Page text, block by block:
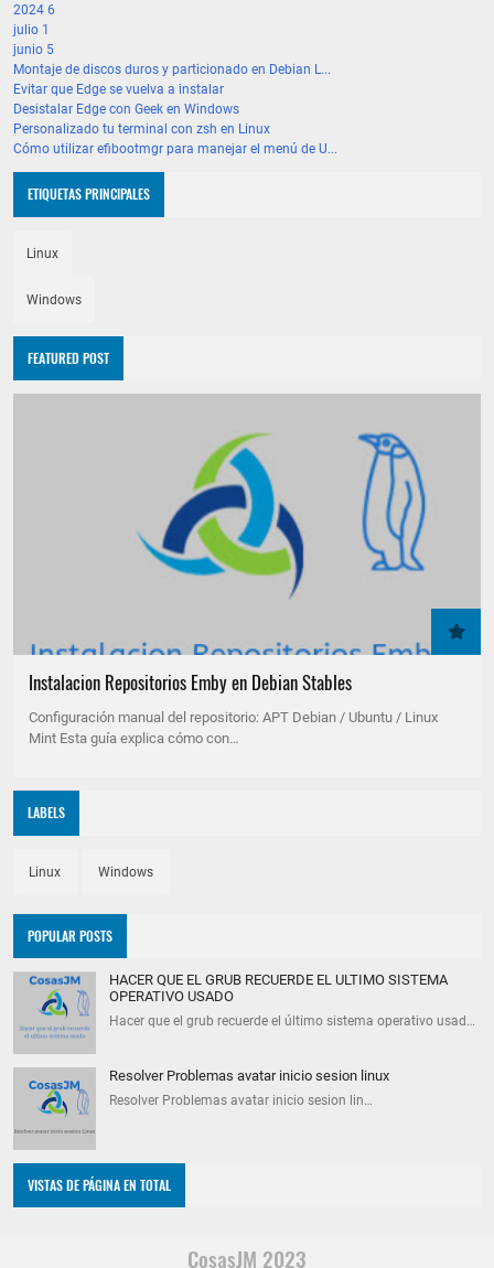
2024 6
julio 1
junio 5
Montaje de discos duros y particionado en Debian L...
Evitar que Edge se vuelva a instalar
Desistalar Edge con Geek en Windows
Personalizado tu terminal con zsh en Linux
Cómo utilizar efibootmgr para manejar el menú de U...
ETIQUETAS PRINCIPALES
Linux
Windows
FEATURED POST
Instalacion Repositorios Emby en Debian Stables
Configuración manual del repositorio: APT Debian / Ubuntu / Linux
Mint Esta guía explica cómo con…
LABELS
Linux Windows
POPULAR POSTS
HACER QUE EL GRUB RECUERDE EL ULTIMO SISTEMA
OPERATIVO USADO
Hacer que el grub recuerde el último sistema operativo usad…
Resolver Problemas avatar inicio sesion linux
Resolver Problemas avatar inicio sesion lin…
VISTAS DE PÁGINA EN TOTAL
CosasJM 2023